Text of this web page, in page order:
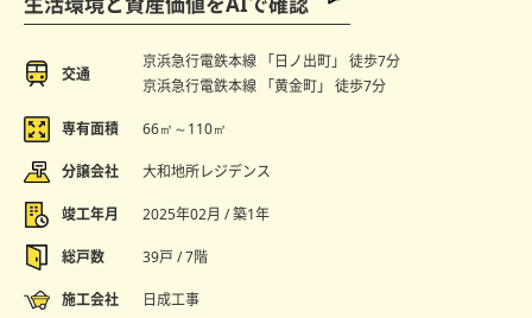
交通
京浜急行電鉄本線 「日ノ出町」 徒歩7分
京浜急行電鉄本線 「黄金町」 徒歩7分
専有面積 66㎡～110㎡
分譲会社 大和地所レジデンス
竣工年月 2025年02月 / 築1年
総戸数 39戸 / 7階
施工会社 日成工事